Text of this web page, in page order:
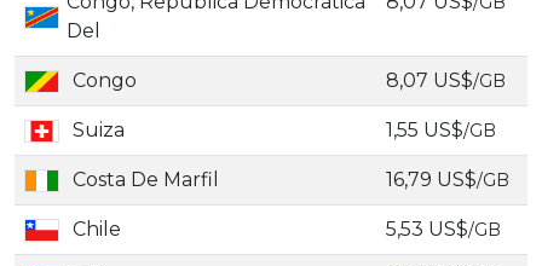
Del
Congo 8,07 US$/GB
Suiza 1,55 US$/GB
Costa De Marfil 16,79 US$/GB
Chile 5,53 US$/GB